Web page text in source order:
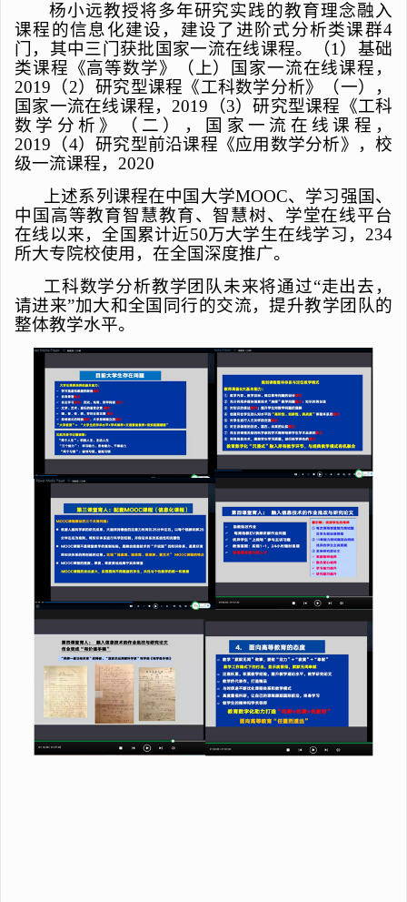
杨小远教授将多年研究实践的教育理念融入
课程的信息化建设，建设了进阶式分析类课群4
门，其中三门获批国家一流在线课程。（1 ）基础
类课程《高等数学》（上）国家一流在线课程，
2019 （2）研究型课程《工科数学分析》（一），
国家一流在线课程， 2019 （3）研究型课程《工科
数学分析》（二），国家一流在线课程，
2019 （4）研究型前沿课程《应用数学分析》，校
级一流课程， 2020
上述系列课程在中国大学MOOC、学习强国、
中国高等教育智慧教育、智慧树、学堂在线平台
在线以来，全国累计近50万大学生在线学习， 234
所大专院校使用，在全国深度推广。
工科数学分析教学团队未来将通过“走出去，
请进来”加大和全国同行的交流，提升教学团队的
整体教学水平。